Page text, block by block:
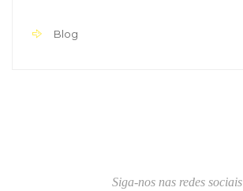
Blog
Siga-nos nas redes sociais